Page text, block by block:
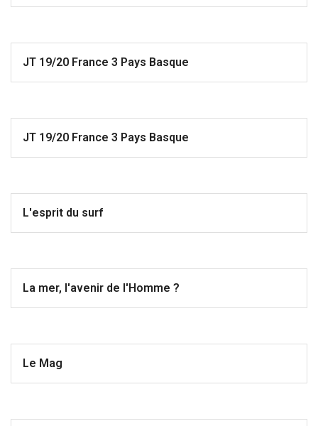
JT 19/20 France 3 Pays Basque
JT 19/20 France 3 Pays Basque
L'esprit du surf
La mer, l'avenir de l'Homme ?
Le Mag